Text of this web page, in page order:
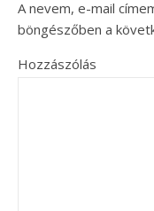
A nevem, e-mail
böngészőben a
Hozzászólás